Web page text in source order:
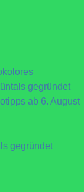
gegründet
ab 6. August
gegründet